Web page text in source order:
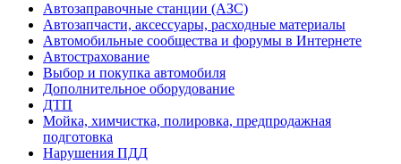
Автозаправочные станции (АЗС)
Автозапчасти, аксессуары, расходные материалы
Автомобильные сообщества и форумы в Интернете
Автострахование
Выбор и покупка автомобиля
Дополнительное оборудование
ДТП
Мойка, химчистка, полировка, предпродажная
подготовка
Нарушения ПДД